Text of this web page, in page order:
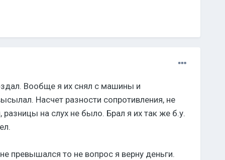
Вообще я их снял с машины и
Насчет разности сопротивления, не
на слух не было. Брал я их так же б.у.
превышался то не вопрос я верну деньги.